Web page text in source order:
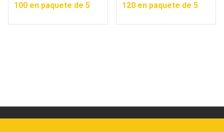
100 en paquete de 5
120 en paquete de 5